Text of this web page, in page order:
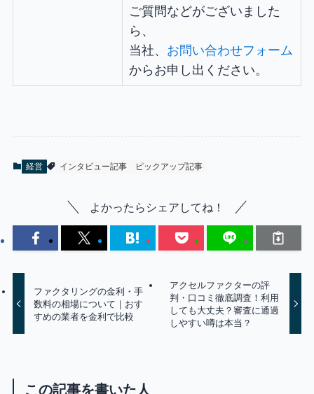
ご質問などがございました
ら、
当社、 お問い合わせフォーム
からお申し出ください。
経営 インタビュー記事 ピックアップ記事
よかったらシェアしてね！
ファクタリングの金利・手
数料の相場について｜おす
すめの業者を金利で比較
アクセルファクターの評
判・口コミ徹底調査！利用
しても大丈夫？審査に通過
しやすい噂は本当？
この記事を書いた人